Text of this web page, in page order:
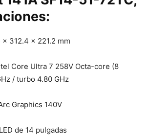
x 312.4 x 221.2 mm
Core Ultra 7 258V Octa-core (8
/ turbo 4.80 GHz
Graphics 140V
de 14 pulgadas